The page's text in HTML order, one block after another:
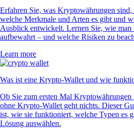
Erfahren Sie, was Kryptowährungen
welche Merkmale und Arten es gibt und
Ausblick entwickelt. Lernen Sie, wie man
aufbewahrt – und welche Risiken zu
Learn more
Was ist eine Krypto-Wallet und wie
Ob Sie zum ersten Mal
ohne Krypto-Wallet geht nichts. Dieser
ist, wie sie funktioniert, welche Typen es
Lösung auswählen.